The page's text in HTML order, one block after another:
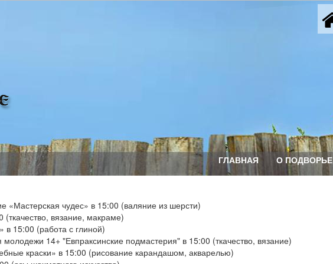
ГЛАВНАЯ О ПОДВОРЬЕ
«Мастерская чудес» в 15:00 (валяние из шерсти)
вязание, макраме)
в 15:00 (работа с глиной)
14+ "Евпраксинские подмастерия" в 15:00 (ткачество, вязание)
краски» в 15:00 (рисование карандашом, акварелью)